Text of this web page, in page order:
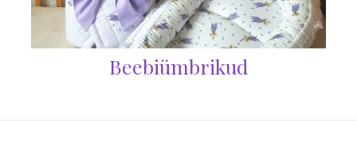
Beebiümbrikud